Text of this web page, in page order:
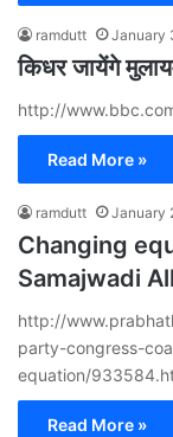
ramdutt January
किधर जायेंगे
http://
Read More »
ramdutt January
Changing
Samajwadi
http://
party-congress-
equation/
Read More »